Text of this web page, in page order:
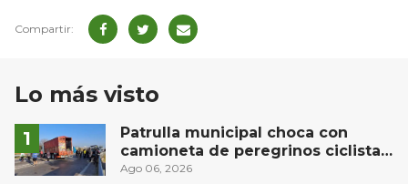
Lo más visto
Patrulla municipal choca con
camioneta de peregrinos ciclistas
en la autopista México-Querétaro
Ago 06, 2026